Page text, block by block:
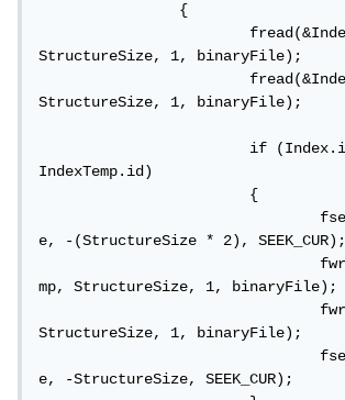
		{
			fread(&Index,
StructureSize, 1, binaryFile);
			fread(&IndexTemp,
StructureSize, 1, binaryFile);
			if (Index.id >
IndexTemp.id)
			{
				fseek(binaryFil
e, -(StructureSize * 2), SEEK_CUR);
				fwrite(&IndexTe
mp, StructureSize, 1, binaryFile);
				fwrite(&Index,
StructureSize, 1, binaryFile);
				fseek(binaryFil
e, -StructureSize, SEEK_CUR);